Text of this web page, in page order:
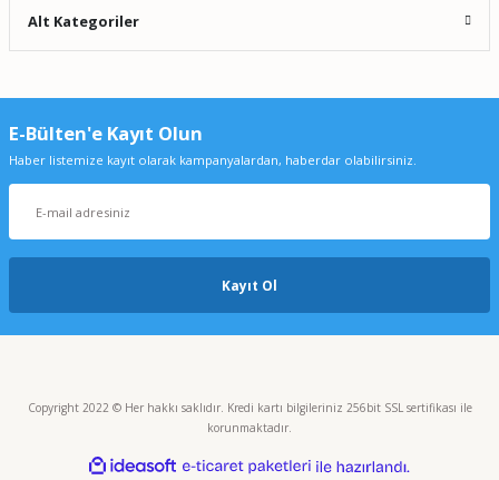
Alt Kategoriler
E-Bülten'e Kayıt Olun
Haber listemize kayıt olarak kampanyalardan, haberdar olabilirsiniz.
Kayıt Ol
Copyright 2022 © Her hakkı saklıdır. Kredi kartı bilgileriniz 256bit SSL sertifikası ile
korunmaktadır.
ideasoft
e-